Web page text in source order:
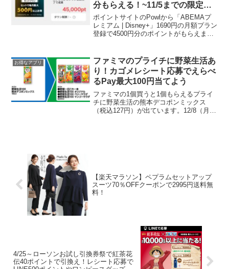
分もらえる！~11/5までの限定還
元！
ポイントサイトのPowlから「ABEMAプ
レミアム | Disney+」1690円の月額プラン
登録で4500円分のポイントがもらえま
る場合でも今回の「AB...
お得なアプリ
ファミマのプライチに野菜生活あ
り！カゴメレシート応募でえらべ
るPay最大100円当てよう
ファミマの1個買うと1個もらえるプライ
チに野菜生活の熊本デコポンミックス
（税込127円）が出ています。12/8（月）
【楽天マラソン】ペプラムセットアップ
スーツ70％OFFクーポンで2995円送料無
料！
4/25～ローソンお試し引換券祭で紅茶花
伝40ポイントで引換え！レシート応募で